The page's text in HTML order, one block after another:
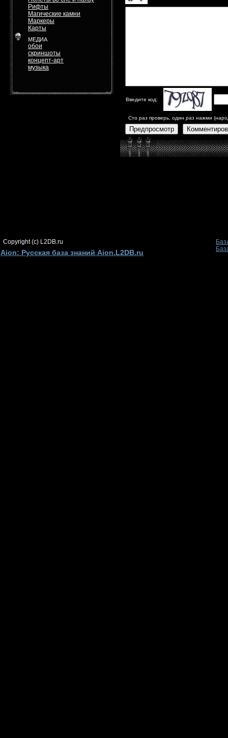
Рифты
Магические камни
Маркеры
Карты
МЕДИА
обои
скриншоты
концепт-арт
музыка
Введите код:
Сто раз проверь, один раз нажми
Предпросмотр
Copyright (c) L2DB.ru
Aion: Русская база знаний Aion.L2DB.ru